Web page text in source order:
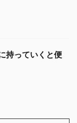
持っていくと便